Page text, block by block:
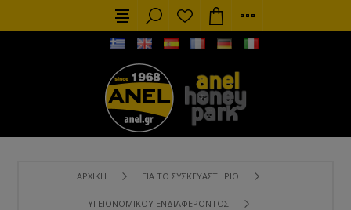
ΑΡΧΙΚΉ ΓΙΑ ΤΟ ΣΥΣΚΕΥΑΣΤΉΡΙΟ
ΥΓΕΙΟΝΟΜΙΚΟΎ ΕΝΔΙΑΦΈΡΟΝΤΟΣ